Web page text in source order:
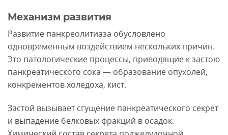
Механизм развития
Развитие панкреолитиаза обусловлено
одновременным воздействием нескольких причин.
Это патологические процессы, приводящие к застою
панкреатического сока — образование опухолей,
конкрементов холедоха, кист.
Застой вызывает сгущение панкреатического секрет
и выпадение белковых фракций в осадок.